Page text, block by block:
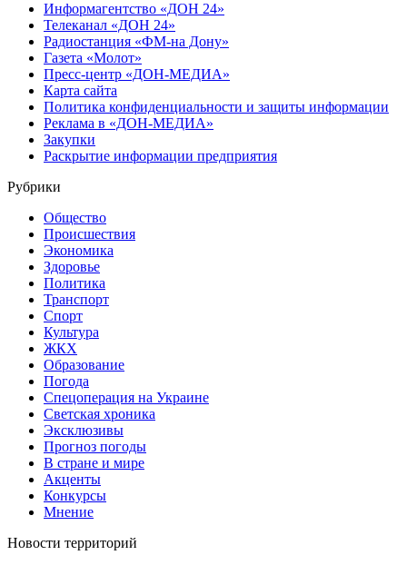
Информагентство «ДОН 24»
Телеканал «ДОН 24»
Радиостанция «ФМ-на Дону»
Газета «Молот»
Пресс-центр «ДОН-МЕДИА»
Карта сайта
Политика конфиденциальности и защиты информации
Реклама в «ДОН-МЕДИА»
Закупки
Раскрытие информации предприятия
Рубрики
Общество
Происшествия
Экономика
Здоровье
Политика
Транспорт
Спорт
Культура
ЖКХ
Образование
Погода
Спецоперация на Украине
Светская хроника
Эксклюзивы
Прогноз погоды
В стране и мире
Акценты
Конкурсы
Мнение
Новости территорий